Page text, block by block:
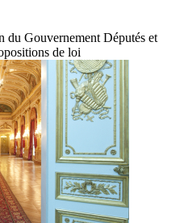
du Gouvernement Députés et
de loi